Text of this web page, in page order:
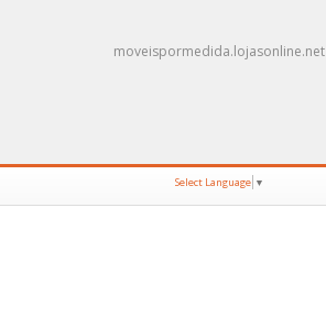
moveispormedida.lojasonline.net
Select Language ▼